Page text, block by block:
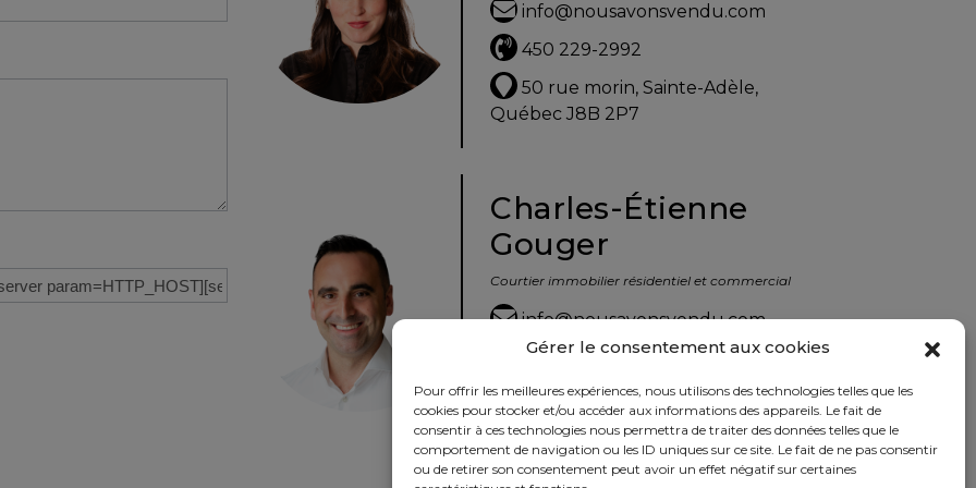
Gérer le consentement aux cookies
Pour offrir les meilleures expériences, nous utilisons des technologies telles que les
cookies pour stocker et/ou accéder aux informations des appareils. Le fait de
consentir à ces technologies nous permettra de traiter des données telles que le
comportement de navigation ou les ID uniques sur ce site. Le fait de ne pas consentir
ou de retirer son consentement peut avoir un effet négatif sur certaines
info@nousavonsvendu.com
450 229-2992
50 rue morin, Sainte-Adèle,
Québec J8B 2P7
Charles-Étienne
Gouger
Courtier immobilier résidentiel et commercial
info@nousavonsvendu.com
450 229-2992
50 rue morin, Sainte-Adèle,
Québec J8B 2P7